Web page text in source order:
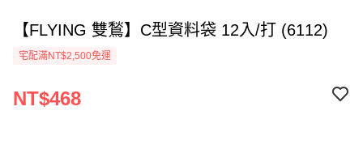
【FLYING 雙鶖】C型資料袋 12入/打 (6112)
宅配滿NT$2,500免運
NT$468